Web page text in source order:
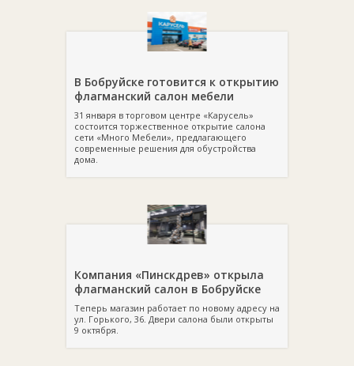
В Бобруйске готовится к открытию
флагманский салон мебели
31 января в торговом центре «Карусель»
состоится торжественное открытие салона
сети «Много Мебели», предлагающего
современные решения для обустройства
дома.
Компания «Пинскдрев» открыла
флагманский салон в Бобруйске
Теперь магазин работает по новому адресу на
ул. Горького, 36. Двери салона были открыты
9 октября.